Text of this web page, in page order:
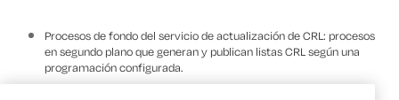
Procesos de fondo del servicio de actualización de CRL: procesos
en segundo plano que generan y publican listas CRL según una
programación configurada.